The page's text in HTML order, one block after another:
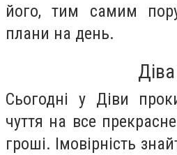
його, тим самим
плани на день.
Діва
Сьогодні у Діви
чуття на все
гроші. Імовірність